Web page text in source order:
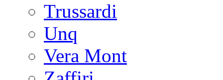
Trussardi
Unq
Vera Mont